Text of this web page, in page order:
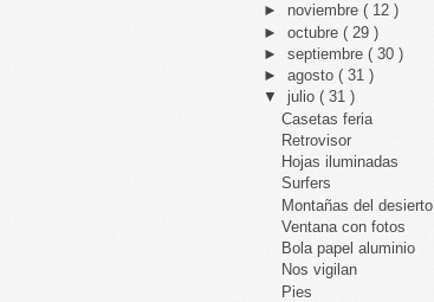
► noviembre ( 12 )
► octubre ( 29 )
► septiembre ( 30 )
► agosto ( 31 )
▼ julio ( 31 )
Casetas feria
Retrovisor
Hojas iluminadas
Surfers
Montañas del desierto
Ventana con fotos
Bola papel aluminio
Nos vigilan
Pies